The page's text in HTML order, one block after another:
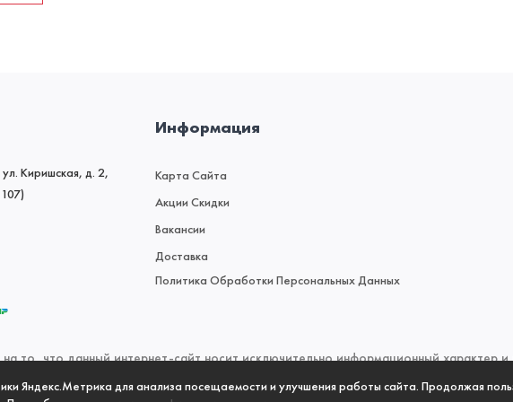
Яндекс.Метрика для анализа посещаемости и улучшения работы сайта. Продолжая
Киришская, д. 2,
Информация
Карта Сайта
Акции Скидки
Вакансии
Доставка
Политика Обработки Персональных Данных
то, что данный интернет-сайт носит исключительно информационный характер и
Статьи 437 (2) Гражданского кодекса Российской Федерации. Для